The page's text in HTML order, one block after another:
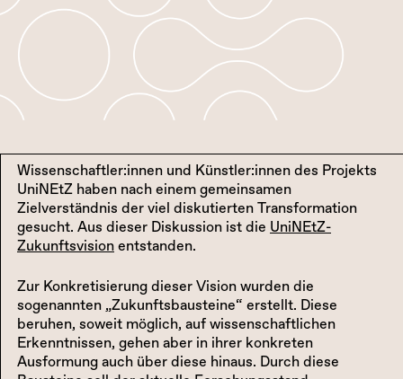
Wissenschaftler:innen und Künstler:innen des Projekts
UniNEtZ haben nach einem gemeinsamen
Zielverständnis der viel diskutierten Transformation
gesucht. Aus dieser Diskussion ist die UniNEtZ-
Zukunftsvision entstanden.
Zur Konkretisierung dieser Vision wurden die
sogenannten „Zukunftsbausteine“ erstellt. Diese
beruhen, soweit möglich, auf wissenschaftlichen
Erkenntnissen, gehen aber in ihrer konkreten
Ausformung auch über diese hinaus. Durch diese